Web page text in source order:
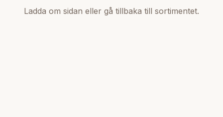
Ladda om sidan eller gå tillbaka till sortimentet.